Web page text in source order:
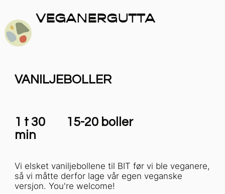
VEGANERGUTTA
VANILJEBOLLER
1 t 30
min
15-20 boller
Vi elsket vaniljebollene til BIT før vi ble veganere,
så vi måtte derfor lage vår egen veganske
versjon. You're welcome!